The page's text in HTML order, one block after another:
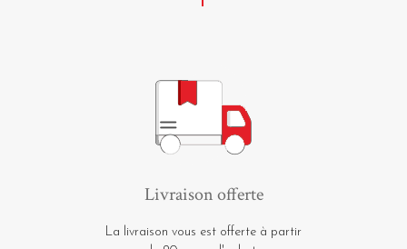
Livraison offerte
La livraison vous est offerte à partir